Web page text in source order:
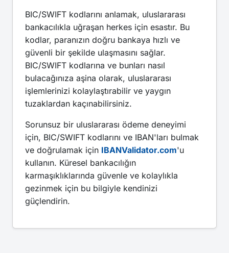
BIC/SWIFT kodlarını anlamak, uluslararası
bankacılıkla uğraşan herkes için esastır. Bu
kodlar, paranızın doğru bankaya hızlı ve
güvenli bir şekilde ulaşmasını sağlar.
BIC/SWIFT kodlarına ve bunları nasıl
bulacağınıza aşina olarak, uluslararası
işlemlerinizi kolaylaştırabilir ve yaygın
tuzaklardan kaçınabilirsiniz.
Sorunsuz bir uluslararası ödeme deneyimi
için, BIC/SWIFT kodlarını ve IBAN'ları bulmak
ve doğrulamak için IBANValidator.com'u
kullanın. Küresel bankacılığın
karmaşıklıklarında güvenle ve kolaylıkla
gezinmek için bu bilgiyle kendinizi
güçlendirin.